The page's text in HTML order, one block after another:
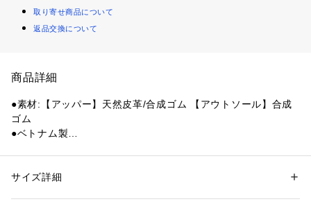
取り寄せ商品について
返品交換について
商品詳細
●素材:【アッパー】天然皮革/合成ゴム 【アウトソール】合成
ゴム
●ベトナム製
ー」。9mm厚サーモプラスフェルトインナーブーツが、極寒
性別：メンズ
サイズ詳細